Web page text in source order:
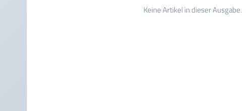
Keine Artikel in dieser Ausgabe.